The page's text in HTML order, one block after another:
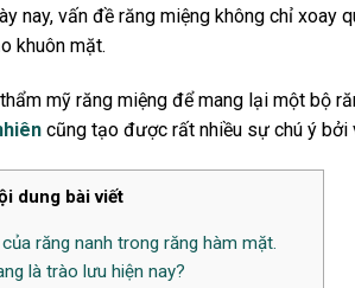
nay, vấn đề răng miệng không chỉ
khuôn mặt.
mỹ răng miệng để mang lại một bộ
cũng tạo được rất nhiều sự chú ý
dung bài viết
răng nanh trong răng hàm mặt.
là trào lưu hiện nay?